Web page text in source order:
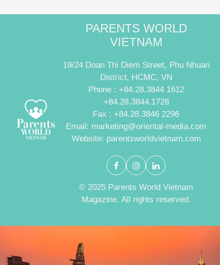
PARENTS WORLD
VIETNAM
19/24 Doan Thi Diem Street, Phu Nhuan
District, HCMC, VN
Phone : +84.28.3844 1612
+84.28.3844.1728
Fax : +84.28.3846 2296
Email: marketing@oriental-media.com
Website: parentsworldvietnam.com
© 2025 Parents World Vietnam
Magazine. All rights reserved.